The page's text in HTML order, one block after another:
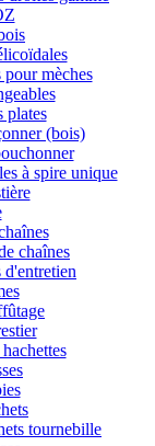
pour mèches
plates
(bois)
à spire unique
chaînes
d'entretien
tournebille